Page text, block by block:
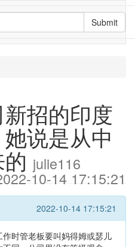
Submit
招的印度
说是从中
julie116
10-14 17:15:21
2022-10-14 17:15:21
时管老板要叫妈得姆或瑟儿